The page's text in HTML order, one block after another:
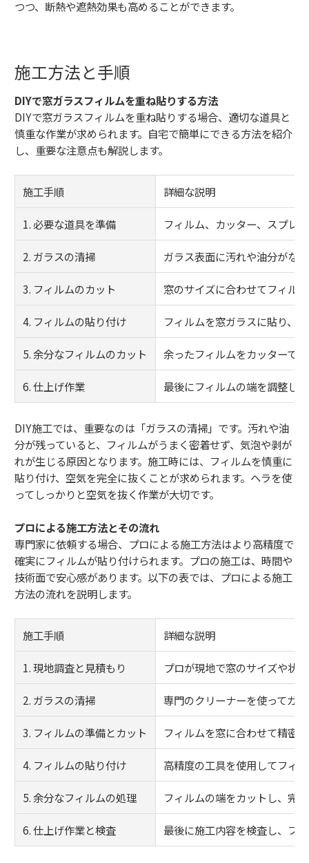
つつ、断熱や遮熱効果も高めることができます。
施工方法と手順
DIYで窓ガラスフィルムを重ね貼りする方法
DIYで窓ガラスフィルムを重ね貼りする場合、適切な道具と
慎重な作業が求められます。自宅で簡単にできる方法を紹介
し、重要な注意点も解説します。
施工手順 詳細な説明
1. 必要な道具を準備 フィルム、カッター、スプレ
2. ガラスの清掃 ガラス表面に汚れや油分がな
3. フィルムのカット 窓のサイズに合わせてフィル
4. フィルムの貼り付け フィルムを窓ガラスに貼り、
5. 余分なフィルムのカット 余ったフィルムをカッターで
6. 仕上げ作業 最後にフィルムの端を調整し
DIY施工では、重要なのは「ガラスの清掃」です。汚れや油
分が残っていると、フィルムがうまく密着せず、気泡や剥が
れが生じる原因となります。施工時には、フィルムを慎重に
貼り付け、空気を完全に抜くことが求められます。ヘラを使
ってしっかりと空気を抜く作業が大切です。
プロによる施工方法とその流れ
専門家に依頼する場合、プロによる施工方法はより高精度で
確実にフィルムが貼り付けられます。プロの施工は、時間や
技術面で安心感があります。以下の表では、プロによる施工
方法の流れを説明します。
施工手順 詳細な説明
1. 現地調査と見積もり プロが現地で窓のサイズや状
2. ガラスの清掃 専門のクリーナーを使ってガ
3. フィルムの準備とカット フィルムを窓に合わせて精密
4. フィルムの貼り付け 高精度の工具を使用してフィ
5. 余分なフィルムの処理 フィルムの端をカットし、完
6. 仕上げ作業と検査 最後に施工内容を検査し、フ